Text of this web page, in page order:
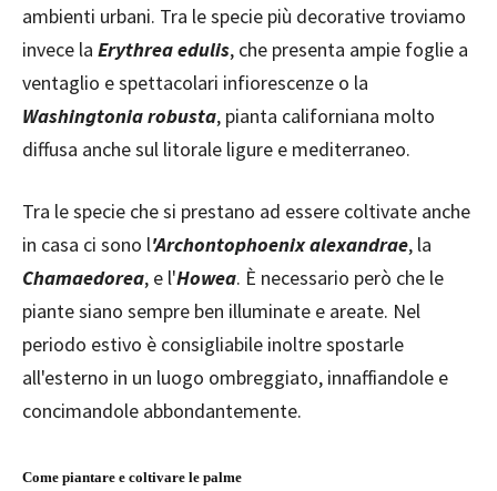
ambienti urbani. Tra le specie più decorative troviamo
invece la Erythrea edulis, che presenta ampie foglie a
ventaglio e spettacolari infiorescenze o la
Washingtonia robusta, pianta californiana molto
diffusa anche sul litorale ligure e mediterraneo.
Tra le specie che si prestano ad essere coltivate anche
in casa ci sono l'Archontophoenix alexandrae, la
Chamaedorea, e l'Howea. È necessario però che le
piante siano sempre ben illuminate e areate. Nel
periodo estivo è consigliabile inoltre spostarle
all'esterno in un luogo ombreggiato, innaffiandole e
concimandole abbondantemente.
Come piantare e coltivare le palme